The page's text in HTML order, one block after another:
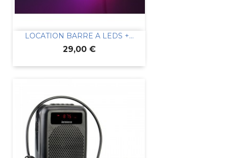
LOCATION BARRE A LEDS +...
Prix
29,00 €